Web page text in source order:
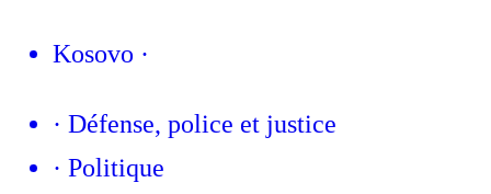
Kosovo ·
· Défense, police et justice
· Politique